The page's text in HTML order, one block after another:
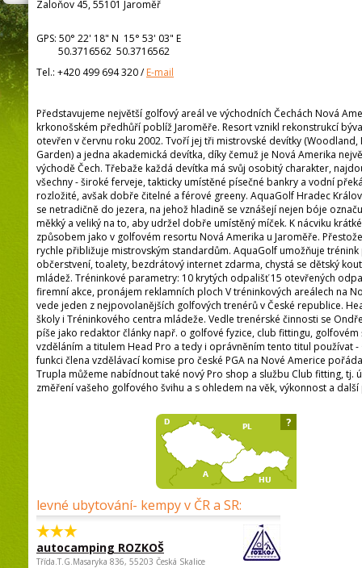
Zaloňov 45, 55101 Jaroměř
GPS: 50° 22' 18" N 15° 53' 03" E
50.3716562 50.3716562
Tel.: +420 499 694 320/E-mail
Představujeme největší golfový areál ve východních Čechách Nová
krkonošském předhůří poblíž Jaroměře. Resort vznikl rekonstrukcí
otevřen v červnu roku 2002. Tvoří jej tři mistrovské devítky (Woodland,
Garden) a jedna akademická devítka, díky čemuž je Nová Amerika
východě Čech. Třebaže každá devítka má svůj osobitý charakter,
všechny - široké ferveje, takticky umístěné písečné bankry a vodní
rozložité, avšak dobře čitelné a férové greeny. AquaGolf Hradec
se netradičně do jezera, na jehož hladině se vznášejí nejen bóje
měkký a veliký na to, aby udržel dobře umístěný míček. K nácviku
způsobem jako v golfovém resortu Nová Amerika u Jaroměře.
rychle přibližuje mistrovským standardům. AquaGolf umožňuje
občerstvení, toalety, bezdrátový internet zdarma, chystá se dětský
mládež. Tréninkové parametry: 10 krytých odpališť 15 otevřených
firemní akce, pronájem reklamních ploch V tréninkových areálech na
vede jeden z nejpovolanějších golfových trenérů v České republice.
školy i Tréninkového centra mládeže. Vedle trenérské činnosti se
píše jako redaktor články např. o golfové fyzice, club fittingu,
vzděláním a titulem Head Pro a tedy i oprávněním tento titul používat
funkci člena vzdělávací komise pro české PGA na Nové Americe
Trupla můžeme nabídnout také nový Pro shop a službu Club fitting,
změření vašeho golfového švihu a s ohledem na věk, výkonnost a
levné ubytování- kempy v ČR a SR:
autocamping ROZKOŠ
Třída.T.G.Masaryka 836, 55203 Česká Skalice
?